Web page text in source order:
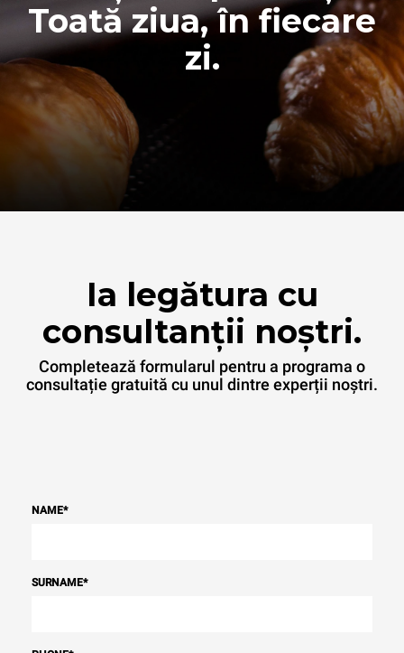
Toată ziua, în fiecare
zi.
Ia legătura cu
consultanții noștri.
Completează formularul pentru a programa o
consultație gratuită cu unul dintre experții noștri.
NAME*
SURNAME*